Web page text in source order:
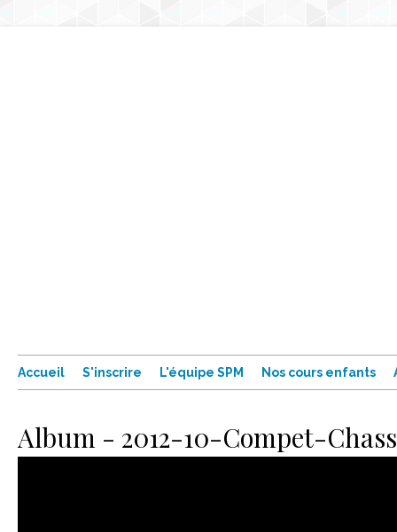
Accueil S'inscrire L'équipe SPM Nos cours enfants
Album - 2012-10-Compet-